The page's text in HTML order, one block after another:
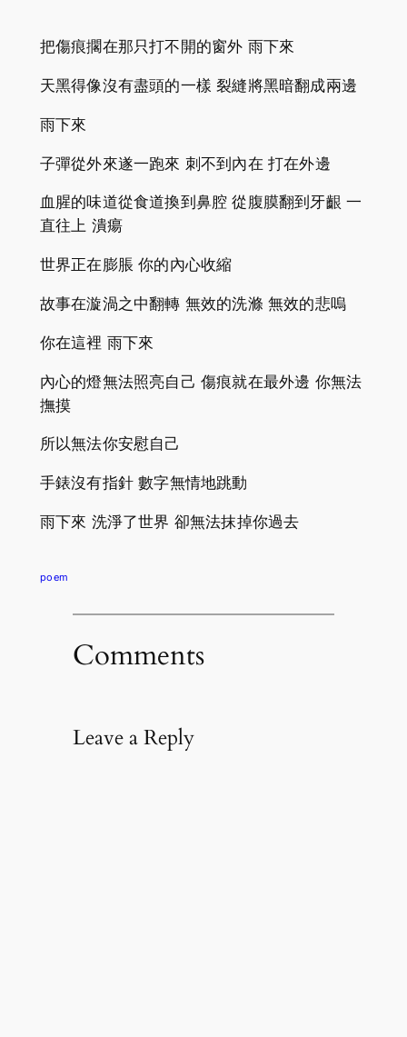
把傷痕擱在那只打不開的窗外 雨下來
天黑得像沒有盡頭的一樣 裂縫將黑暗翻成兩邊
雨下來
子彈從外來遂一跑來 刺不到內在 打在外邊
血腥的味道從食道換到鼻腔 從腹膜翻到牙齦 一
直往上 潰瘍
世界正在膨脹 你的內心收縮
故事在漩渦之中翻轉 無效的洗滌 無效的悲嗚
你在這裡 雨下來
內心的燈無法照亮自己 傷痕就在最外邊 你無法
撫摸
所以無法你安慰自己
手錶沒有指針 數字無情地跳動
雨下來 洗淨了世界 卻無法抹掉你過去
poem
Comments
Leave a Reply